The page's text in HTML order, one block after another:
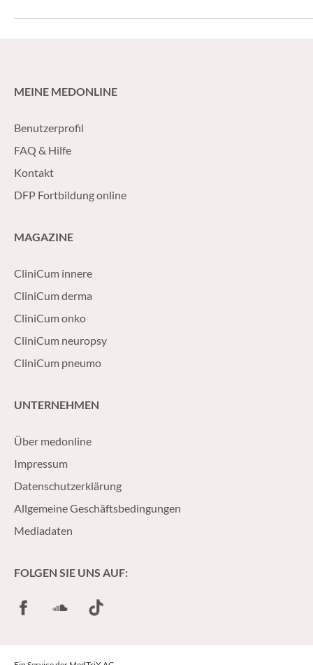
MEINE MEDONLINE
Benutzerprofil
FAQ & Hilfe
Kontakt
DFP Fortbildung online
MAGAZINE
CliniCum innere
CliniCum derma
CliniCum onko
CliniCum neuropsy
CliniCum pneumo
UNTERNEHMEN
Über medonline
Impressum
Datenschutzerklärung
Allgemeine Geschäftsbedingungen
Mediadaten
FOLGEN SIE UNS AUF:
FacebookSoundCloud
TikTok